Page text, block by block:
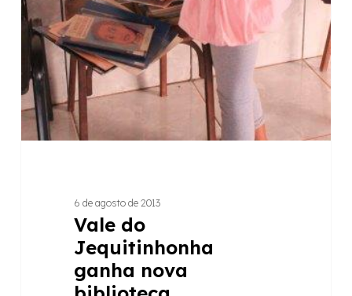
6 de agosto de 2013
Vale do
Jequitinhonha
ganha nova